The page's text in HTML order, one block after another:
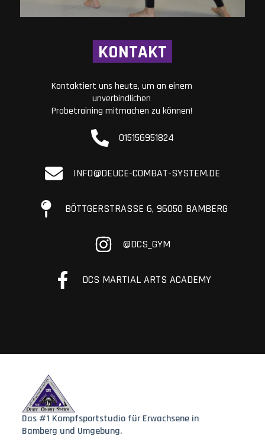
KONTAKT
Kontaktiert uns heute, um an einem
unverbindlichen
Probetraining mitmachen zu können!
015156951824
INFO@DEUCE-COMBAT-SYSTEM.DE
BÖTTGERSTRASSE 6, 96050 BAMBERG
@DCS_GYM
DCS MARTIAL ARTS ACADEMY
Das #1 Kampfsportstudio für Erwachsene in
Bamberg und Umgebung.